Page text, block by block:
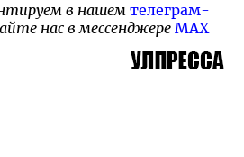
в нашем телеграм-
нас в мессенджере MAX